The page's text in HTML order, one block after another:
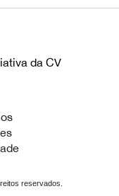
da CV
reservados.